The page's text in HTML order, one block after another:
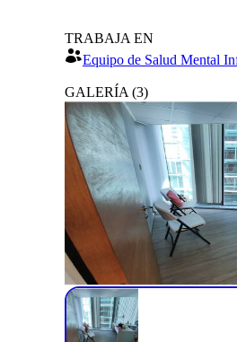
TRABAJA EN
Equipo de Salud Mental
GALERÍA (3)